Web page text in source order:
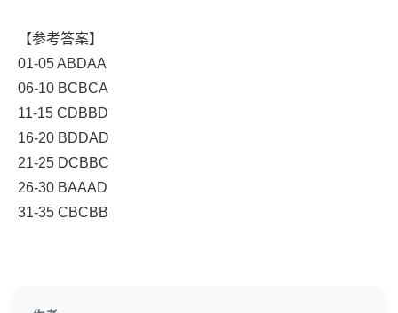
【参考答案】
01-05 ABDAA
06-10 BCBCA
11-15 CDBBD
16-20 BDDAD
21-25 DCBBC
26-30 BAAAD
31-35 CBCBB